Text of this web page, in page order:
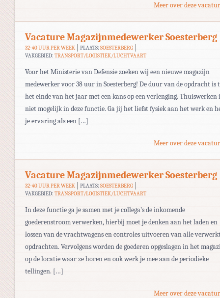
Meer over deze
Vacature Magazijnmedewerker Soesterberg
32-40 UUR PER WEEK PLAATS: SOESTERBERG
VAKGEBIED: TRANSPORT/LOGISTIEK/LUCHTVAART
Voor het Ministerie van Defensie zoeken wij een nieuwe magazijn
medewerker voor 38 uur in Soesterberg! De duur van de opdracht is
het einde van het jaar met een kans op een verlenging. Thuiswerken
niet mogelijk in deze functie. Ga jij het liefst fysiek aan het werk en
je ervaring als een […]
Meer over deze
Vacature Magazijnmedewerker Soesterberg
32-40 UUR PER WEEK PLAATS: SOESTERBERG
VAKGEBIED: TRANSPORT/LOGISTIEK/LUCHTVAART
In deze functie ga je samen met je collega’s de inkomende
goederenstroom verwerken, hierbij moet je denken aan het laden en
lossen van de vrachtwagens en controles uitvoeren van alle
opdrachten. Vervolgens worden de goederen opgeslagen in het
op de locatie waar ze horen en ook werk je mee aan de periodieke
tellingen. […]
Meer over deze